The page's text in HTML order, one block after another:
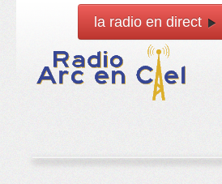
la radio en direct
Accueil